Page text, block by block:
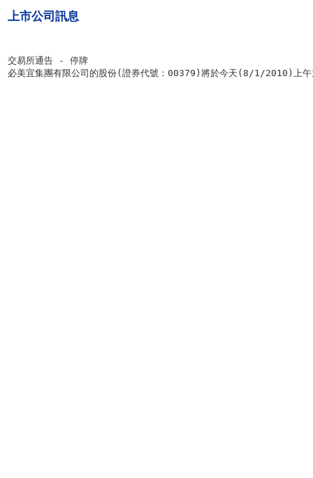
上市公司訊息
交易所通告 - 停牌
必美宜集團有限公司的股份(證券代號：00379)將於今天(8/1/2010)上午